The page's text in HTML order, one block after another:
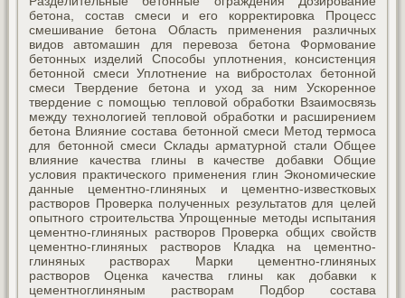
бетона, состав смеси и его корректировка Процесс
смешивание бетона Область применения различных
видов автомашин для перевоза бетона Формование
бетонных изделий Способы уплотнения, консистенция
бетонной смеси Уплотнение на вибростолах бетонной
смеси Твердение бетона и уход за ним Ускоренное
твердение с помощью тепловой обработки Взаимосвязь
между технологией тепловой обработки и расширением
бетона Влияние состава бетонной смеси Метод термоса
для бетонной смеси Склады арматурной стали Общее
влияние качества глины в качестве добавки Общие
условия практического применения глин Экономические
данные цементно-глиняных и цементно-известковых
растворов Проверка полученных результатов для целей
опытного строительства Упрощенные методы испытания
цементно-глиняных растворов Проверка общих свойств
цементно-глиняных растворов Кладка на цементно-
глиняных растворах Марки цементно-глиняных
растворов Оценка качества глины как добавки к
цементноглиняным растворам Подбор состава